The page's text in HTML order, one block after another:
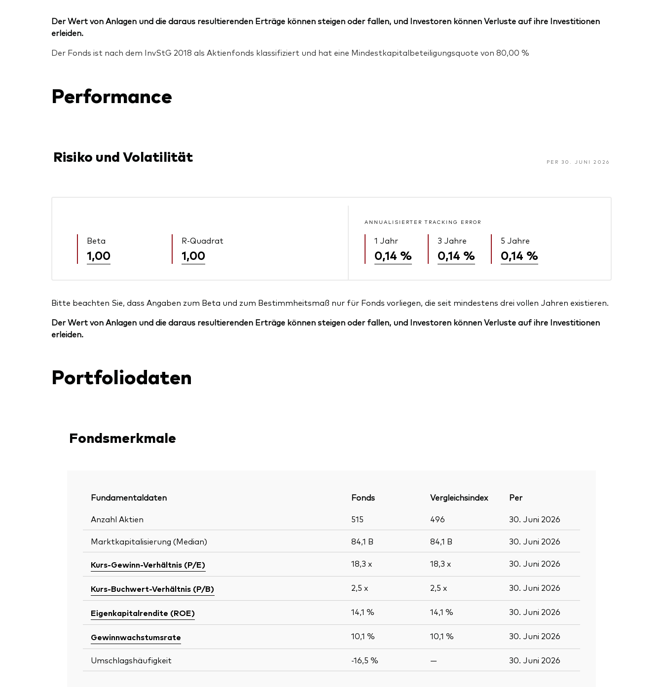
Der Wert von Anlagen und die daraus resultierenden Erträge können steigen oder fallen, und Investoren können Verluste auf ihre Investitionen
erleiden.
Der Fonds ist nach dem InvStG 2018 als Aktienfonds klassifiziert und hat eine Mindestkapitalbeteiligungsquote von 80,00 %
Performance
Risiko und Volatilität PER 30. JUNI 2026
Beta
1,00
R-Quadrat
1,00
ANNUALISIERTER TRACKING ERROR
1 Jahr
0,14 %
3 Jahre
0,14 %
5 Jahre
0,14 %
Bitte beachten Sie, dass Angaben zum Beta und zum Bestimmheitsmaß nur für Fonds vorliegen, die seit mindestens drei vollen Jahren existieren.
Der Wert von Anlagen und die daraus resultierenden Erträge können steigen oder fallen, und Investoren können Verluste auf ihre Investitionen
erleiden.
Portfoliodaten
Fondsmerkmale
Fundamentaldaten Fonds Vergleichsindex
Per
Anzahl Aktien
515 496 30. Juni 2026
Marktkapitalisierung (Median) 84,1 B 84,1 B 30. Juni 2026
Kurs-Gewinn-Verhältnis (P/E) 18,3 x 18,3 x 30. Juni 2026
Kurs-Buchwert-Verhältnis (P/B) 2,5 x 2,5 x 30. Juni 2026
Eigenkapitalrendite (ROE) 14,1 % 14,1 % 30. Juni 2026
Gewinnwachstumsrate 10,1 % 10,1 % 30. Juni 2026
Umschlagshäufigkeit -16,5 % — 30. Juni 2026